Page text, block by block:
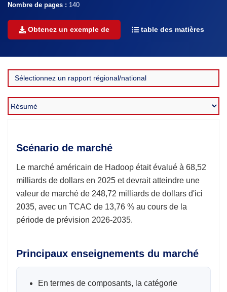
Nombre de pages : 140
Obtenez un exemple de table des matières
Scénario de marché
Le marché américain de Hadoop était évalué à 68,52
milliards de dollars en 2025 et devrait atteindre une
valeur de marché de 248,72 milliards de dollars d'ici
2035, avec un TCAC de 13,76 % au cours de la
période de prévision 2026-2035.
Principaux enseignements du marché
En termes de composants, la catégorie